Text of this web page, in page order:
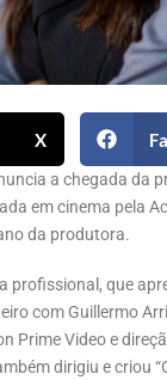
X
a chegada da
em cinema pela
da produtora.
profissional, que
com Guillermo
Prime Video e
dirigiu e criou